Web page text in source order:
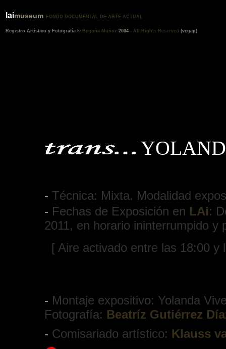
laimuseum FONDO DOCUMENTAL DE ARTE ACTUAL
Registro Artístico y Fotografía © Begoña Muñoz 2004 - All Rights Reserved (vegap)
- Técnica: Mixta. Modalidad
- Fechas de Exposición en LAi:
2011, en horario ininterrumpido y
[ Aire activado entre las 18:00 y
- Montaje expositivo: Yolanda
Fotografía: Beatríz Gutiérrez
- Comisariado artístico: Klauss